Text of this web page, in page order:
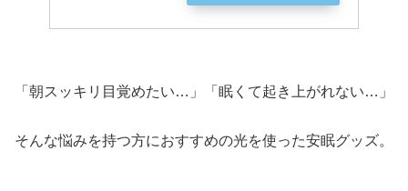
「朝スッキリ目覚めたい…」「眠くて起き上がれない…」
そんな悩みを持つ方におすすめの光を使った安眠グッズ。